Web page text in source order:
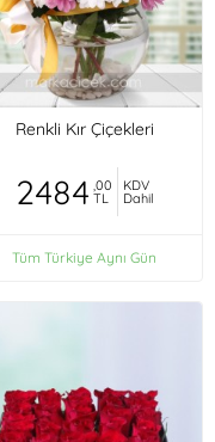
Renkli Kır Çiçekleri
2484 ,00
TL
KDV
Dahil
Tüm Türkiye Aynı Gün